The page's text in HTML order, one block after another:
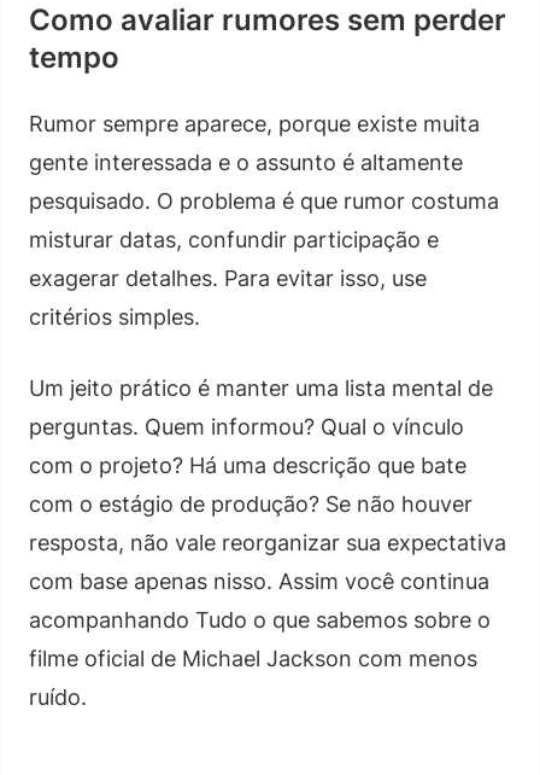
Como avaliar rumores sem perder
tempo
Rumor sempre aparece, porque existe muita
gente interessada e o assunto é altamente
pesquisado. O problema é que rumor costuma
misturar datas, confundir participação e
exagerar detalhes. Para evitar isso, use
critérios simples.
Um jeito prático é manter uma lista mental de
perguntas. Quem informou? Qual o vínculo
com o projeto? Há uma descrição que bate
com o estágio de produção? Se não houver
resposta, não vale reorganizar sua expectativa
com base apenas nisso. Assim você continua
acompanhando Tudo o que sabemos sobre o
filme oficial de Michael Jackson com menos
ruído.